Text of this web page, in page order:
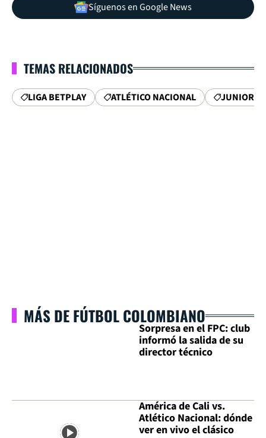
Síguenos en Google News
TEMAS RELACIONADOS
LIGA BETPLAY ATLÉTICO NACIONAL JUNIOR
MÁS DE FÚTBOL COLOMBIANO
Sorpresa en el FPC: club
informó la salida de su
director técnico
América de Cali vs.
Atlético Nacional: dónde
ver en vivo el clásico